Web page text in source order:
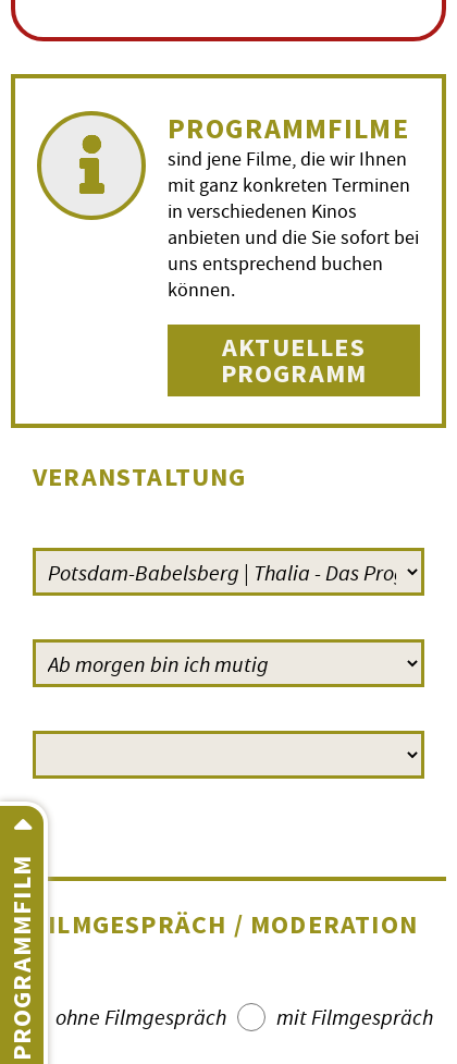
PROGRAMMFILM
PROGRAMMFILME
sind jene Filme, die wir Ihnen
mit ganz konkreten Terminen
in verschiedenen Kinos
anbieten und die Sie sofort bei
uns entsprechend buchen
können.
AKTUELLES
PROGRAMM
VERANSTALTUNG
FILMGESPRÄCH / MODERATION
ohne Filmgespräch mit Filmgespräch